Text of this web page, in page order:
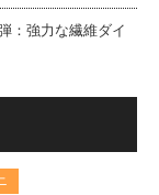
：強力な繊維ダイ